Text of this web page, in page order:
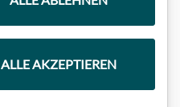
ALLE AKZEPTIEREN